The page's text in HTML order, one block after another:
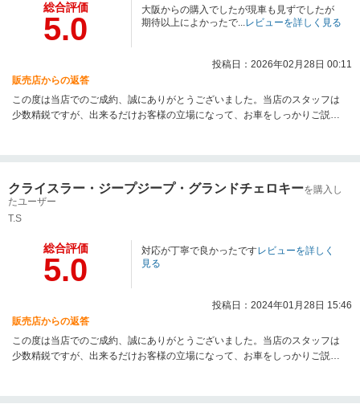
総合評価
5.0
大阪からの購入でしたが現車も見ずでしたが
期待以上によかったで...レビューを詳しく見る
投稿日：2026年02月28日 00:11
販売店からの返答
この度は当店でのご成約、誠にありがとうございました。当店のスタッフは
少数精鋭ですが、出来るだけお客様の立場になって、お車をしっかりご説明
も良質な中古車を、お求め安い価格で提供できるよう努力してまいりますの
クライスラー・ジープジープ・グランドチェロキーを購入し
たユーザー
T.S
総合評価
5.0
対応が丁寧で良かったですレビューを詳しく
見る
投稿日：2024年01月28日 15:46
販売店からの返答
この度は当店でのご成約、誠にありがとうございました。当店のスタッフは
少数精鋭ですが、出来るだけお客様の立場になって、お車をしっかりご説明
も良質な中古車を、お求め安い価格で提供できるよう努力してまいりますの